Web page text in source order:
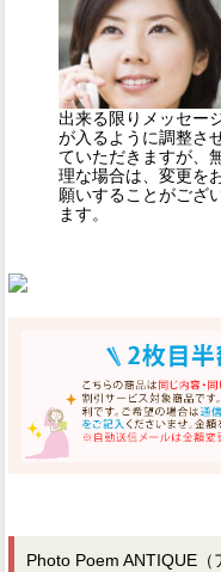
出来る限りメッセー
が入るように調整さ
ていただきますが、
理な場合は、変更を
願いすることがござ
ます。
Photo Poem ANTIQUE